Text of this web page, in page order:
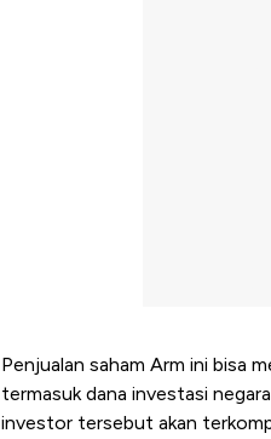
Penjualan saham Arm ini bisa
termasuk dana investasi
investor tersebut akan